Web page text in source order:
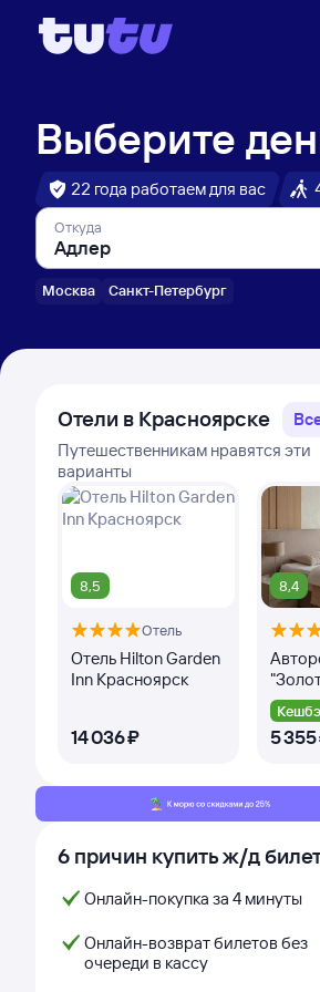
Выберите
22 года работаем для вас
Откуда
Москва Санкт-Петербург
Отели в Красноярске
Путешественникам нравятся эти
варианты
8,5
Отель
Отель Hilton Garden
Inn Красноярск
14 ⁠036 ⁠₽
8,4
5
6 причин купить ж/д
Онлайн-покупка за 4 минуты
Онлайн-возврат билетов без
очереди в кассу